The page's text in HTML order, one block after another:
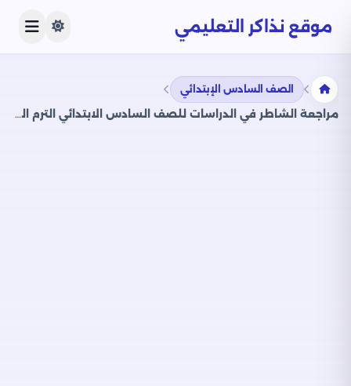
موقع نذاكر التعليمي
الصف السادس الإبتدائي
مراجعة الشاطر في الدراسات للصف السادس الابتدائي الترم الثاني 2025 PDF بالاجابات